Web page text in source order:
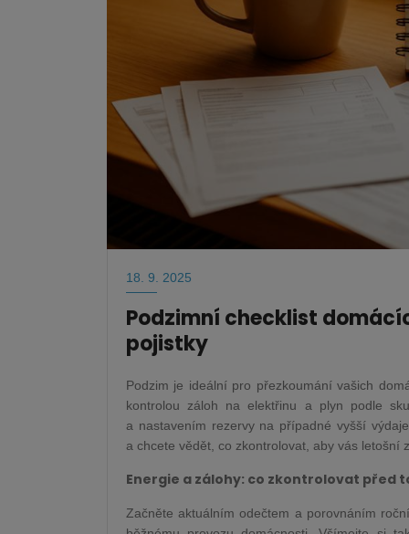
18. 9. 2025
Podzimní checklist
pojistky
Podzim je ideální pro přezkoumání vašich
kontrolou záloh na elektřinu a plyn podle
a nastavením rezervy na případné vyšší
a chcete vědět, co zkontrolovat, aby vás letošní
Energie a zálohy: co zkontrolovat před
Začněte aktuálním odečtem a porovnáním